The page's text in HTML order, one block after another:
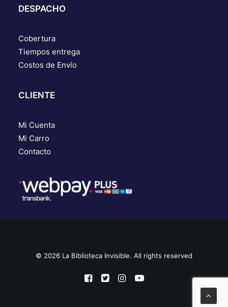
DESPACHO
Cobertura
Tiempos entrega
Costos de Envío
CLIENTE
Mi Cuenta
Mi Carro
Contacto
© 2026 La Biblioteca Invisible. All rights reserved